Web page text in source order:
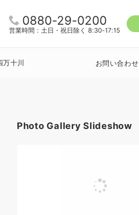
0880-29-0200
営業時間：土日・祝日除く 8:30-17:15
万十川 お問い合わせ
Photo Gallery Slideshow